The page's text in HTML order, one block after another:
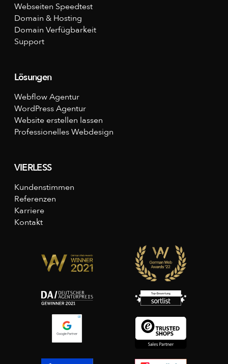
Webseiten Speedtest
Domain & Hosting
Domain Verfügbarkeit
Support
Lösungen
Webflow Agentur
WordPress Agentur
Website erstellen lassen
Professionelles Webdesign
VIERLESS
Kundenstimmen
Referenzen
Karriere
Kontakt